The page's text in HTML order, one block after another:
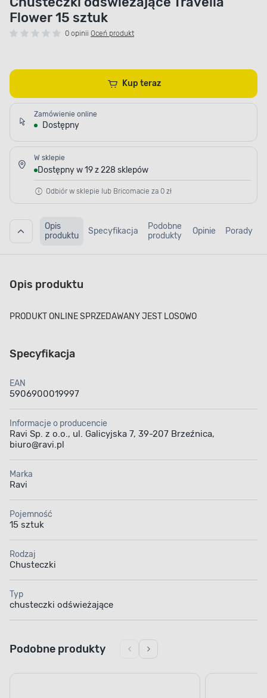
Flower 15 sztuk
0 opinii Oceń produkt
Kup teraz
Zamówienie online
Dostępny
W sklepie
Dostępny w 19 z 228 sklepów
Odbiór w sklepie lub Bricomacie za 0 zł
Opis
produktu
Specyfikacja
Podobne
produkty
Opinie Porady
Opis produktu
PRODUKT ONLINE SPRZEDAWANY JEST LOSOWO
Specyfikacja
EAN
5906900019997
Informacje o producencie
Ravi Sp. z o.o., ul. Galicyjska 7, 39-207 Brzeźnica,
biuro@ravi.pl
Marka
Ravi
Pojemność
15 sztuk
Rodzaj
Chusteczki
Typ
chusteczki odświeżające
Podobne produkty